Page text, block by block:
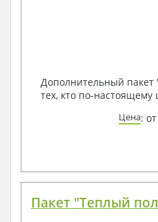
Дополнительный
тех, кто по-
Цена: от
Пакет "Теплый